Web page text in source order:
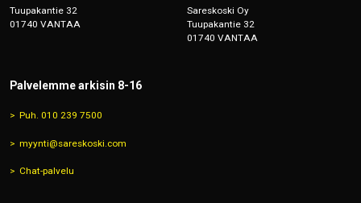
Tuupakantie 32
01740 VANTAA
Sareskoski Oy
Tuupakantie 32
01740 VANTAA
Palvelemme arkisin 8-16
Puh. 010 239 7500
myynti@sareskoski.com
Chat-palvelu